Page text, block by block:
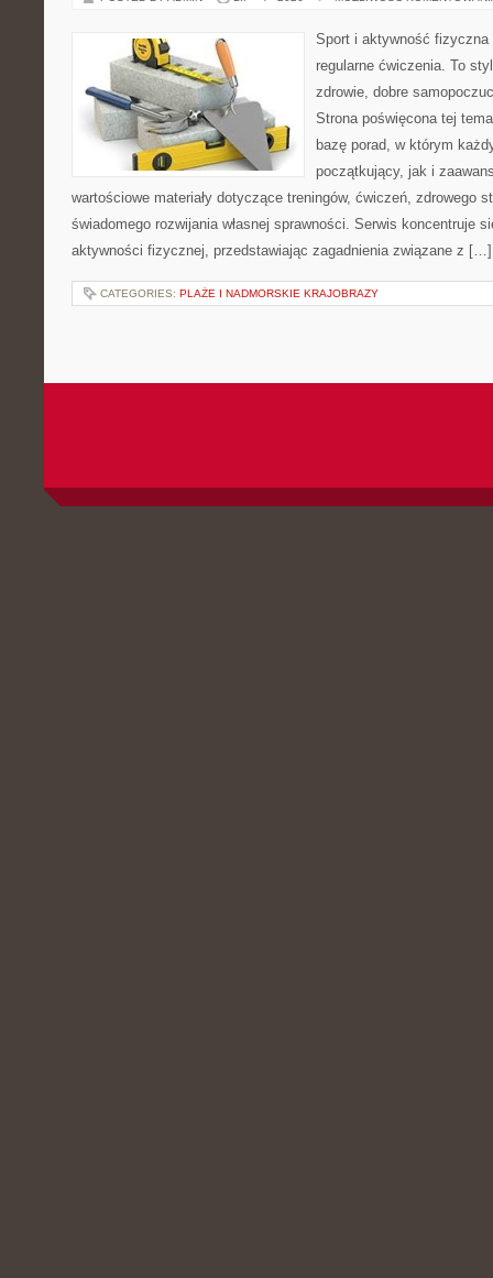
Sport i aktywność
regularne ćwiczenia. To
zdrowie, dobre
Strona poświęcona tej
bazę porad, w którym
początkujący, jak i
wartościowe materiały dotyczące treningów, ćwiczeń, zdrowego
świadomego rozwijania własnej sprawności. Serwis koncentruje
aktywności fizycznej, przedstawiając zagadnienia związane z […]
CATEGORIES: PLAŻE I NADMORSKIE KRAJOBRAZY